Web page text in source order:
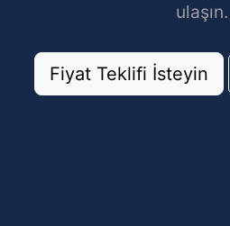
ulaşın.
Fiyat Teklifi İsteyin